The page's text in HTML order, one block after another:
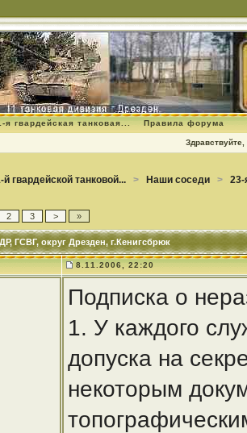
гвардейская танковая... Правила форума
Здравствуйте,
гвардейской танковой... > Наши соседи > 23-
2 3 > »
ГСВГ, округ Дрезден, г.Кенигсбрюк
8.11.2006, 22:20
Подписка о
1. У каждого
допуска на
некоторым